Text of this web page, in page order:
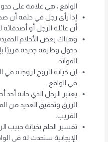
الواقع ، هي علامة على
إذا رأى رجل في حلمه أن
أن عائلة الرجل أو أصدقائه
وهناك بعض الأحلام
دخول وظيفة جديدة قريبًا
الفوائد.
إن خيانة الزوج لزوجته
في الواقع.
يعتبر الرجل الذي خانه
الرزق وتحقيق العديد من
القريب.
تفسير الحلم بخيانة حبيب
الإيجابية ستحدث له في